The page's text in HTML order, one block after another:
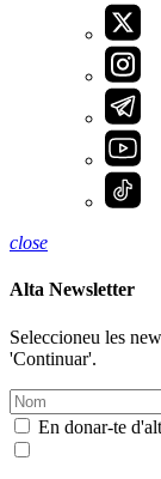
close
Alta Newsletter
Seleccioneu les
'Continuar'.
En donar-te